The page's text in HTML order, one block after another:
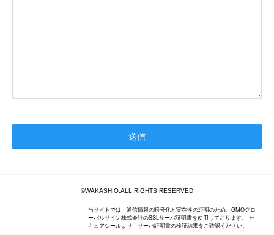
©WAKASHIO.ALL RIGHTS RESERVED
当サイトでは、通信情報の暗号化と実在性の証明のため、GMOグロ
ーバルサイン株式会社のSSLサーバ証明書を使用しております。 セ
キュアシールより、サーバ証明書の検証結果をご確認ください。